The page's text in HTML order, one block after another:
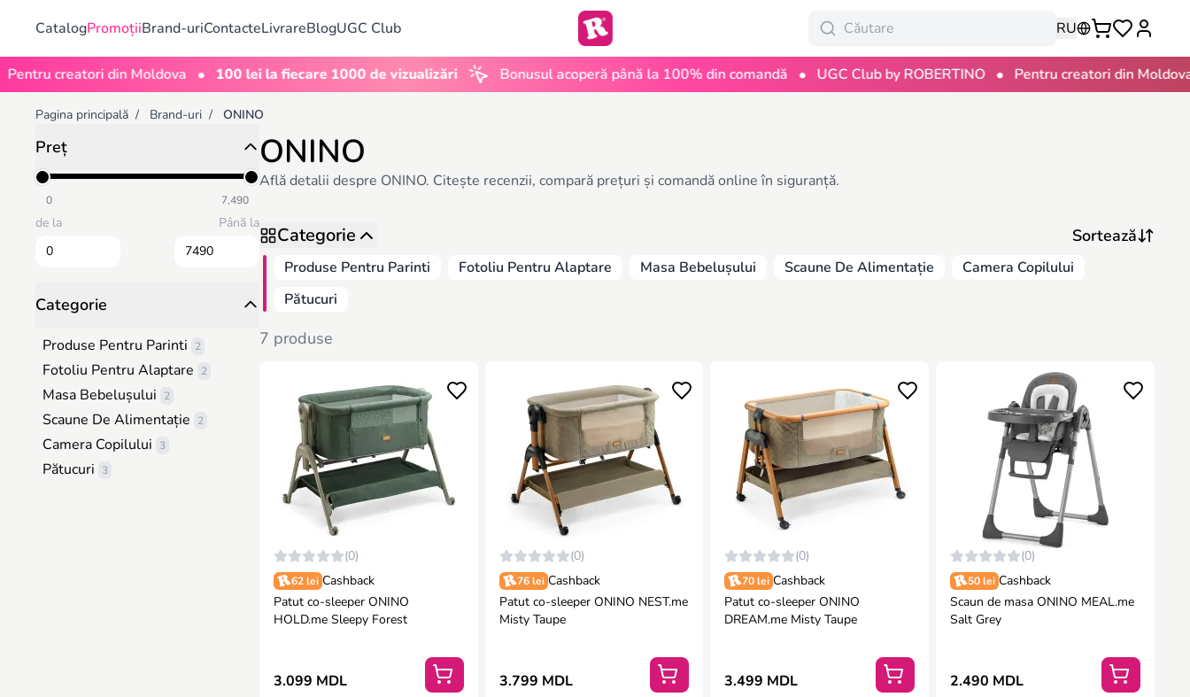
CatalogPromoțiiBrand-uriContacteLivrareBlogUGC Club RU
creatori din Moldova • 100 lei la fiecare 1000 de vizualizări Bonusul acoperă până la 100% din comandă • UGC Club by ROBERTINO • Pentru creatori din Moldova •
Pagina principală / Brand-uri / ONINO
Preț
0 7,490
de la Până la
Categorie
Produse Pentru Parinti 2
Fotoliu Pentru Alaptare 2
Masa Bebelușului 2
Scaune De Alimentație 2
Camera Copilului 3
Pătucuri 3
ONINO
Află detalii despre ONINO. Citește recenzii, compară prețuri și comandă online în siguranță.
Categorie
Produse Pentru Parinti Fotoliu Pentru Alaptare Masa Bebelușului Scaune De Alimentație
Camera Copilului
Pătucuri
7 produse
(0)
62 lei Cashback
Patut co-sleeper ONINO
HOLD.me Sleepy Forest
3.099 MDL
(0)
76 lei Cashback
Patut co-sleeper ONINO NEST.me
Misty Taupe
3.799 MDL
(0)
70 lei Cashback
Patut co-sleeper ONINO
DREAM.me Misty Taupe
3.499 MDL
(0)
50 lei Cashback
Scaun de masa ONINO MEAL.me
Salt Grey
2.490 MDL